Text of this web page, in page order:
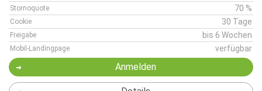
Stornoquote 70 %
Cookie 30 Tage
Freigabe bis 6 Wochen
Mobil-Landingpage verfügbar
Anmelden